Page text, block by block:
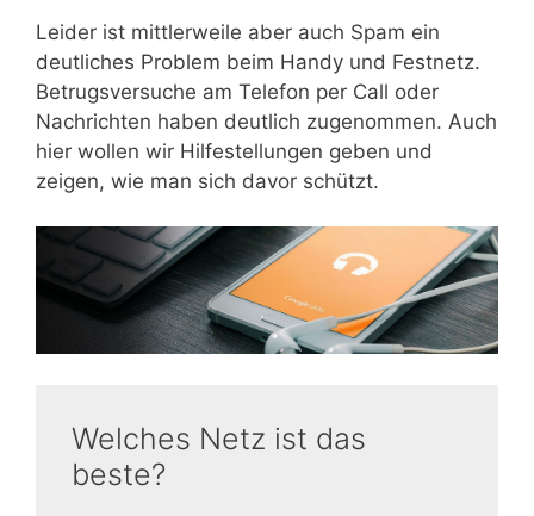
Leider ist mittlerweile aber auch Spam ein
deutliches Problem beim Handy und Festnetz.
Betrugsversuche am Telefon per Call oder
Nachrichten haben deutlich zugenommen. Auch
hier wollen wir Hilfestellungen geben und
zeigen, wie man sich davor schützt.
Welches Netz ist das
beste?